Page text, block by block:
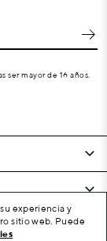
ser mayor de 16 años.
experiencia y
sitio web. Puede